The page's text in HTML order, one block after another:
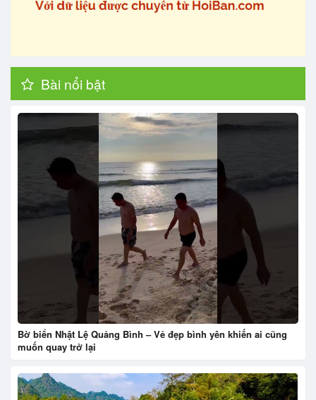
Bài nổi bật
Bờ biển Nhật Lệ Quảng Bình – Vẻ đẹp bình yên khiến ai cũng
muốn quay trở lại